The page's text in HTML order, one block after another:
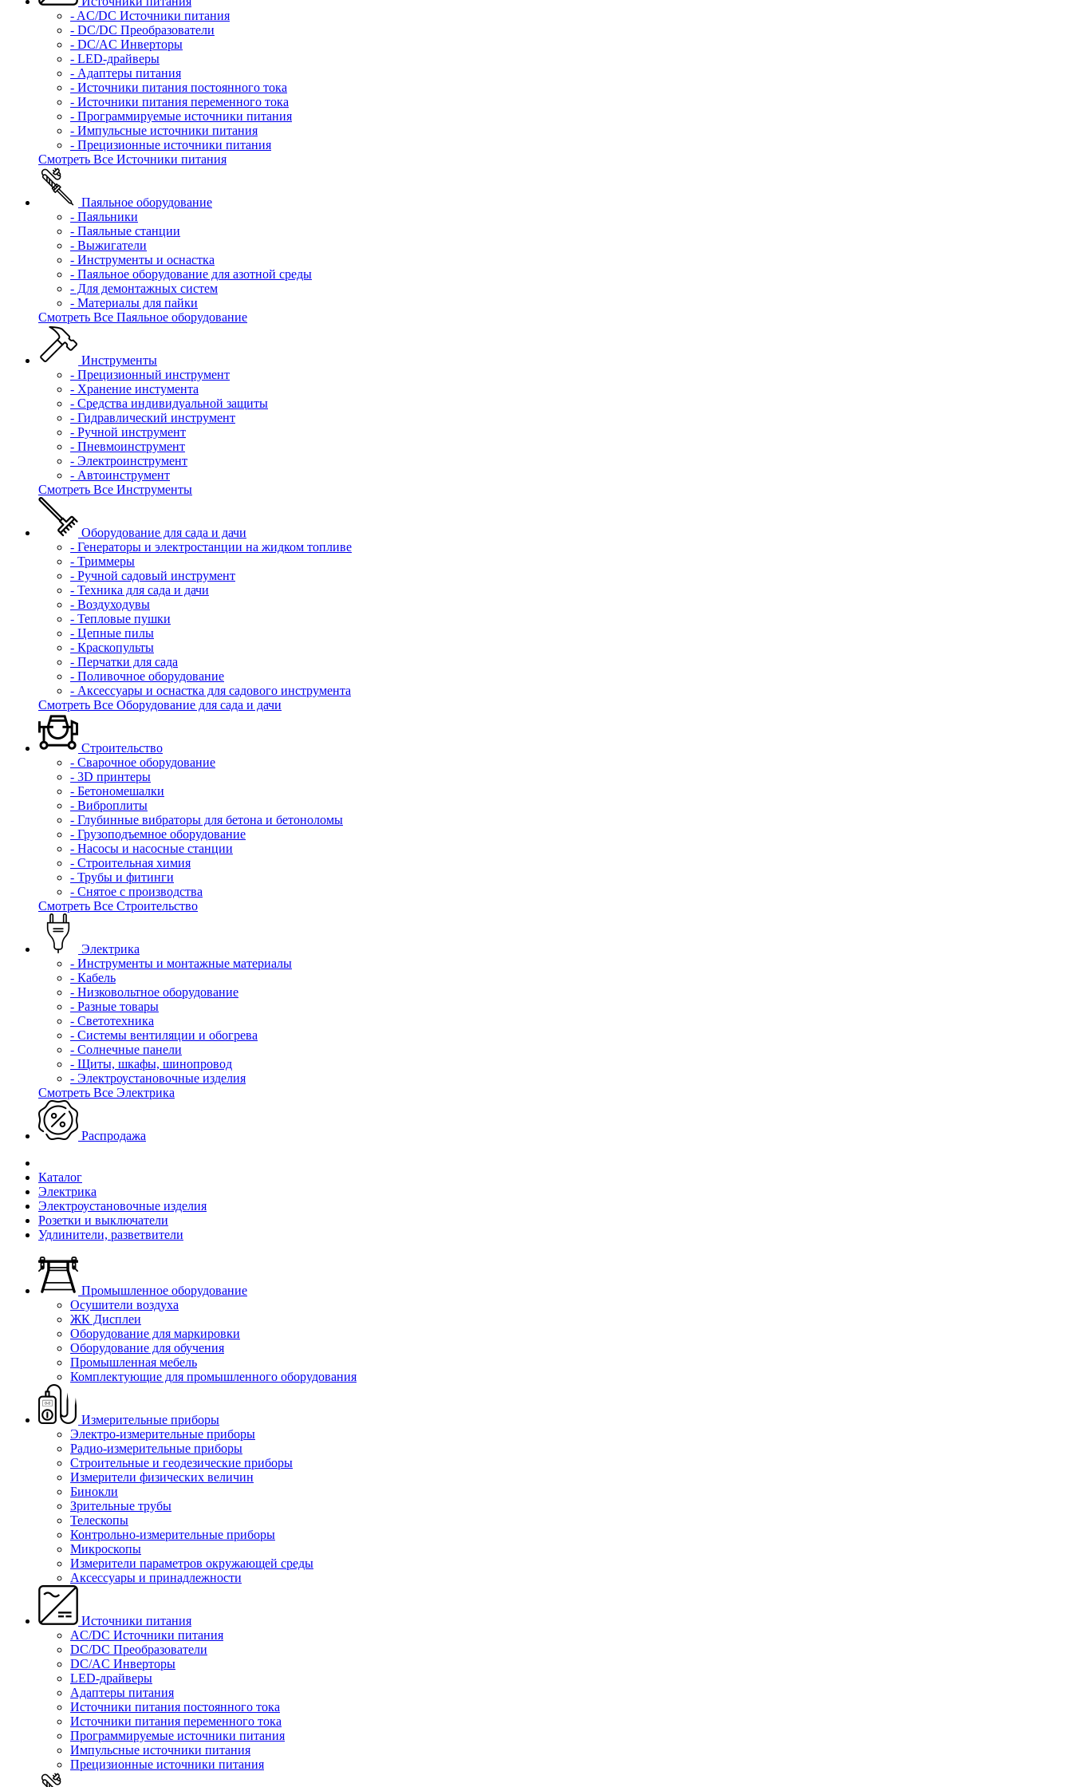
- AC/DC Источники питания
- DC/DC Преобразователи
- DC/AC Инверторы
- LED-драйверы
- Адаптеры питания
- Источники питания постоянного тока
- Источники питания переменного тока
- Программируемые источники питания
- Импульсные источники питания
- Прецизионные источники питания
Смотреть Все Источники питания
Паяльное оборудование
- Паяльники
- Паяльные станции
- Выжигатели
- Инструменты и оснастка
- Паяльное оборудование для азотной среды
- Для демонтажных систем
- Материалы для пайки
Смотреть Все Паяльное оборудование
Инструменты
- Прецизионный инструмент
- Хранение инстумента
- Средства индивидуальной защиты
- Гидравлический инструмент
- Ручной инструмент
- Пневмоинструмент
- Электроинструмент
- Автоинструмент
Смотреть Все Инструменты
Оборудование для сада и дачи
- Генераторы и электростанции на жидком топливе
- Триммеры
- Ручной садовый инструмент
- Техника для сада и дачи
- Воздуходувы
- Тепловые пушки
- Цепные пилы
- Краскопульты
- Перчатки для сада
- Поливочное оборудование
- Аксессуары и оснастка для садового инструмента
Смотреть Все Оборудование для сада и дачи
Строительство
- Сварочное оборудование
- 3D принтеры
- Бетономешалки
- Виброплиты
- Глубинные вибраторы для бетона и бетоноломы
- Грузоподъемное оборудование
- Насосы и насосные станции
- Строительная химия
- Трубы и фитинги
- Снятое с производства
Смотреть Все Строительство
Электрика
- Инструменты и монтажные материалы
- Кабель
- Низковольтное оборудование
- Разные товары
- Светотехника
- Системы вентиляции и обогрева
- Солнечные панели
- Щиты, шкафы, шинопровод
- Электроустановочные изделия
Смотреть Все Электрика
Распродажа
Каталог
Электрика
Электроустановочные изделия
Розетки и выключатели
Удлинители, разветвители
Промышленное оборудование
Осушители воздуха
ЖК Дисплеи
Оборудование для маркировки
Оборудование для обучения
Промышленная мебель
Комплектующие для промышленного оборудования
Измерительные приборы
Электро-измерительные приборы
Радио-измерительные приборы
Строительные и геодезические приборы
Измерители физических величин
Бинокли
Зрительные трубы
Телескопы
Контрольно-измерительные приборы
Микроскопы
Измерители параметров окружающей среды
Аксессуары и принадлежности
Источники питания
AC/DC Источники питания
DC/DC Преобразователи
DC/AC Инверторы
LED-драйверы
Адаптеры питания
Источники питания постоянного тока
Источники питания переменного тока
Программируемые источники питания
Импульсные источники питания
Прецизионные источники питания